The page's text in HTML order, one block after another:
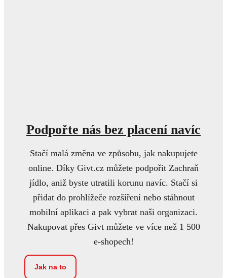
Podpořte nás bez placení navíc
Stačí malá změna ve způsobu, jak nakupujete
online. Díky Givt.cz můžete podpořit Zachraň
jídlo, aniž byste utratili korunu navíc. Stačí si
přidat do prohlížeče rozšíření nebo stáhnout
mobilní aplikaci a pak vybrat naši organizaci.
Nakupovat přes Givt můžete ve více než 1 500
e-shopech!
Jak na to